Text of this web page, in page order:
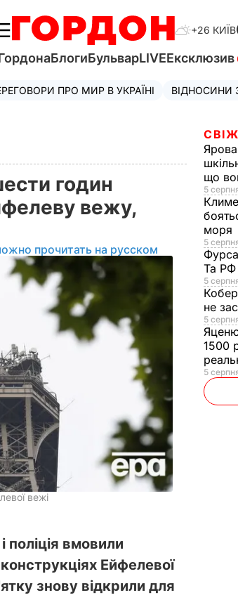
+26 КИЇВ
БлогиБульварLIVEЕксклюзив
ПРО МИР В УКРАЇНІ
годин
вежу,
прочитать на русском
вежі
вмовили
Ейфелевої
знову відкрили для
що
5
моря
5
Та
5
не
5
1500
5